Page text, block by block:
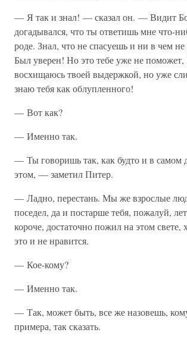
— Я так и знал! — сказал он. — Видит
догадывался, что ты ответишь мне что-
роде. Знал, что не спасуешь и ни в чем
Был уверен! Но это тебе уже не
восхищаюсь твоей выдержкой, но уже
знаю тебя как облупленного!
— Вот как?
— Именно так.
— Ты говоришь так, как будто и в самом
этом, — заметил Питер.
— Ладно, перестань. Мы же взрослые
поседел, да и постарше тебя, пожалуй,
короче, достаточно пожил на этом свете,
это и не нравится.
— Кое-кому?
— Именно так.
— Так, может быть, все же назовешь,
примера, так сказать.